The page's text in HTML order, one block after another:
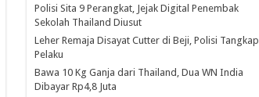
Polisi Sita 9 Perangkat, Jejak Digital Penembak
Sekolah Thailand Diusut
Leher Remaja Disayat Cutter di Beji, Polisi Tangkap
Pelaku
Bawa 10 Kg Ganja dari Thailand, Dua WN India
Dibayar Rp4,8 Juta